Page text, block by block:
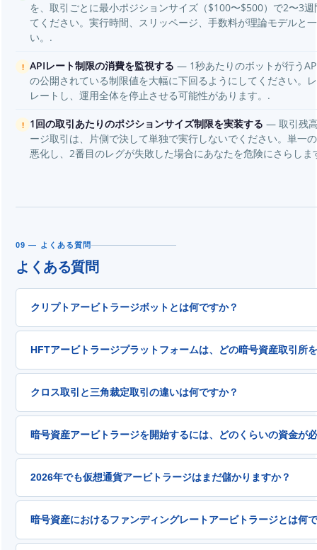
を、取引ごとに最小ポジションサイズ（$100〜$500）で2〜3
てください。実行時間、スリッページ、手数料が理論モデルと
い。.
! APIレート制限の消費を監視する — 1秒あたりのボットが行う
の公開されている制限値を大幅に下回るようにしてください。
レートし、運用全体を停止させる可能性があります。.
! 1回の取引あたりのポジションサイズ制限を実装する — 取引残
ージ取引は、片側で決して単独で実行しないでください。単一
悪化し、2番目のレグが失敗した場合にあなたを危険にさらしま
09 — よくある質問
よくある質問
クリプトアービトラージボットとは何ですか？
クリプトアービトラージボットは、複数の仮想通貨取引所間の
引所で資産を売買し、同時に価格が高い取引所で売却します。
単位で閉じるため、ボットは人間が対応できる速度をはるかに
HFTアービトラージプラットフォームは、どの暗号資産取引所
HFTアービトラージプラットフォームには、Binance、Bybit、
上の事前構築済みのWebSocketおよびREST API経由の仮想通
ます。デフォルトリストにない取引所については、リクエスト
クロス取引と三角裁定取引の違いは何ですか？
クロス取引（空間的）アービトラージは、価格差を利用して、
アービトラージは、単一の取引所における3つの通貨ペア間の
ので、例えばBTC → ETH → USDT → BTC のような形です。三
暗号資産アービトラージを開始するには、どのくらいの資金が
クロス取引アービトラージの場合、最低$1,000〜$2,000を2〜3
$10,000〜$25,000が必要です。単一取引所での三角形アービト
$1,000〜$5,000で十分です。機会が現れる前に、すべての取引
2026年でも仮想通貨アービトラージはまだ儲かりますか？
はい、しかし2021年から2023年に比べて利益率は低下してい
はより大きな資本が必要となります。適切なインフラを持つト
暗号資産におけるファンディングレートアービトラージとは何